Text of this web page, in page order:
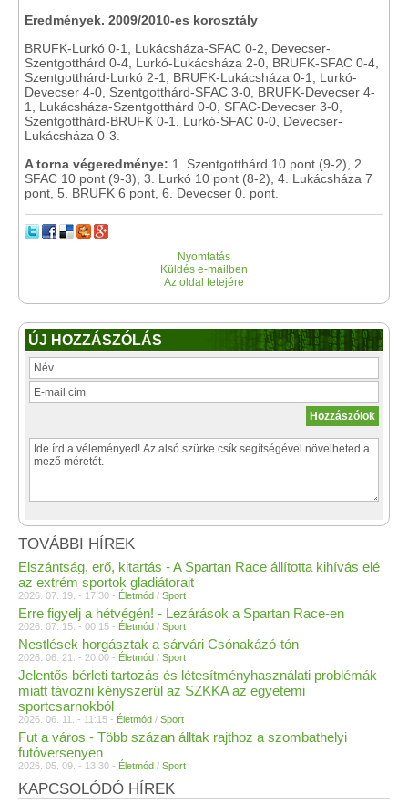
Eredmények. 2009/2010-es korosztály
BRUFK-Lurkó 0-1, Lukácsháza-SFAC 0-2, Devecser-
Szentgotthárd 0-4, Lurkó-Lukácsháza 2-0, BRUFK-SFAC 0-4,
Szentgotthárd-Lurkó 2-1, BRUFK-Lukácsháza 0-1, Lurkó-
Devecser 4-0, Szentgotthárd-SFAC 3-0, BRUFK-Devecser 4-
1, Lukácsháza-Szentgotthárd 0-0, SFAC-Devecser 3-0,
Szentgotthárd-BRUFK 0-1, Lurkó-SFAC 0-0, Devecser-
Lukácsháza 0-3.
A torna végeredménye: 1. Szentgotthárd 10 pont (9-2), 2.
SFAC 10 pont (9-3), 3. Lurkó 10 pont (8-2), 4. Lukácsháza 7
pont, 5. BRUFK 6 pont, 6. Devecser 0. pont.
Nyomtatás
Küldés e-mailben
Az oldal tetejére
ÚJ HOZZÁSZÓLÁS
TOVÁBBI HÍREK
Elszántság, erő, kitartás - A Spartan Race állította kihívás elé
az extrém sportok gladiátorait
2026. 07. 19. - 17:30 - Életmód / Sport
Erre figyelj a hétvégén! - Lezárások a Spartan Race-en
2026. 07. 15. - 00:15 - Életmód / Sport
Nestlések horgásztak a sárvári Csónakázó-tón
2026. 06. 21. - 20:00 - Életmód / Sport
Jelentős bérleti tartozás és létesítményhasználati problémák
miatt távozni kényszerül az SZKKA az egyetemi
sportcsarnokból
2026. 06. 11. - 11:15 - Életmód / Sport
Fut a város - Több százan álltak rajthoz a szombathelyi
futóversenyen
2026. 05. 09. - 13:30 - Életmód / Sport
KAPCSOLÓDÓ HÍREK